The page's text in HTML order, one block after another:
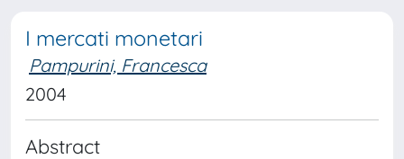
I mercati monetari
Pampurini, Francesca
2004
Abstract